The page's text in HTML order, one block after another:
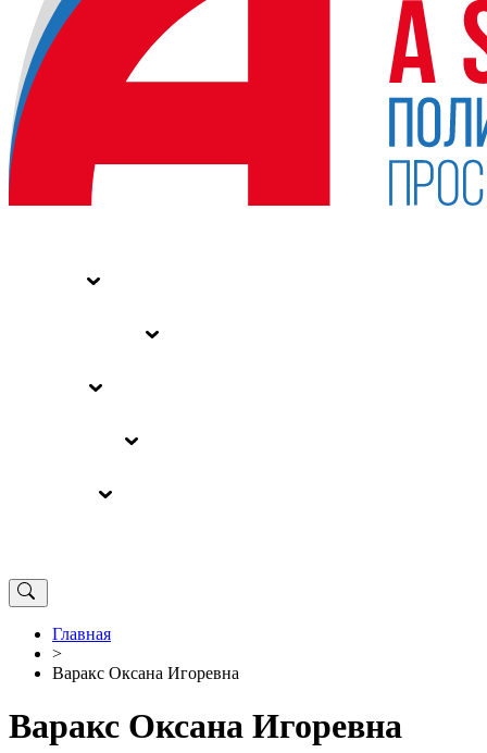
Главная
>
Варакс Оксана Игоревна
Варакс Оксана Игоревна